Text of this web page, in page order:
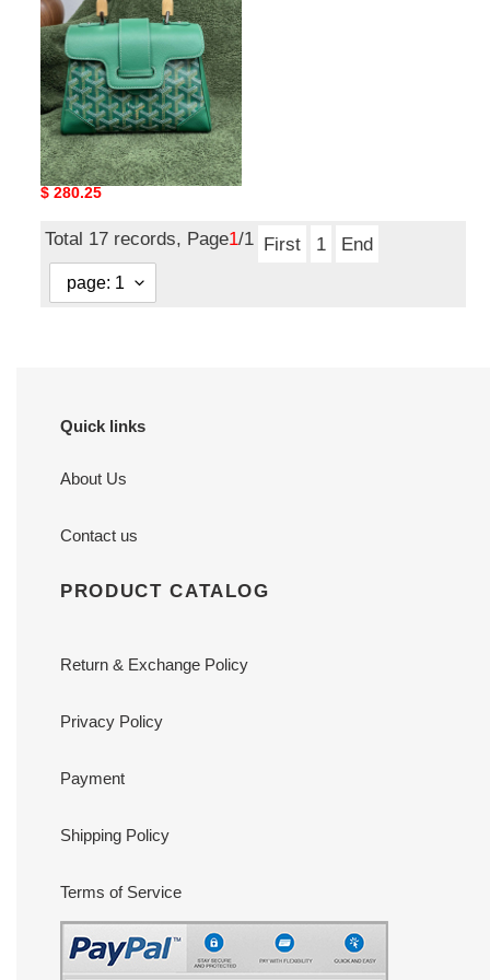
Bag
20×15×7.5cm
G09ard Saïgon Structuré
Mini Bag 20×15×7.5cm
Original
$ 280.25
Total 17 records, Page1/1 First 1 End
Quick links
About Us
Contact us
PRODUCT CATALOG
Return & Exchange Policy
Privacy Policy
Payment
Shipping Policy
Terms of Service